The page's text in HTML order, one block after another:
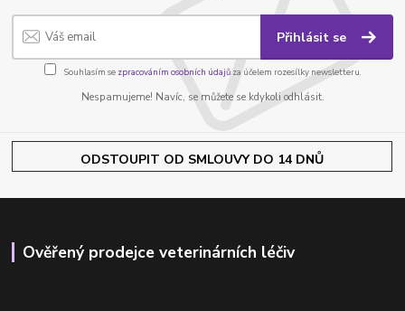
Přihlásit se
Souhlasím se zpracováním osobních údajůza účelem rozesílky newsletteru.
Nespamujeme! Navíc, se můžete se kdykoli odhlásit.
ODSTOUPIT OD SMLOUVY DO 14 DNŮ
Ověřený prodejce veterinárních léčiv